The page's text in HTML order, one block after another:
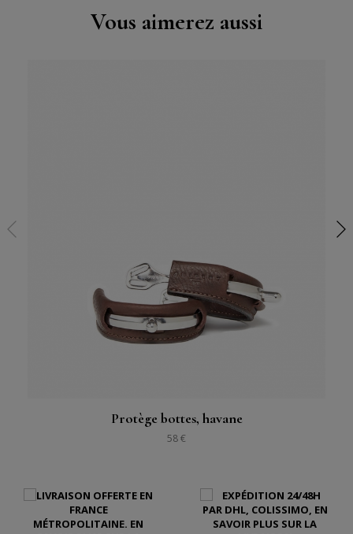
Vous aimerez aussi
Protège bottes, havane
58 €